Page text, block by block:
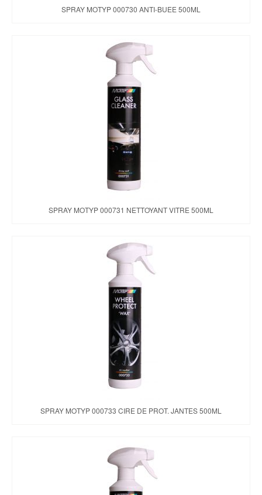
SPRAY MOTYP 000730 ANTI-BUEE 500ML
SPRAY MOTYP 000731 NETTOYANT VITRE 500ML
SPRAY MOTYP 000733 CIRE DE PROT. JANTES 500ML